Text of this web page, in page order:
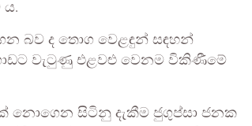
බව ද තොග වෙළඳුන් සඳහන්
වැටුණු එළවළු වෙනම විකිණීමේ
නොගෙන සිටිනු දැකීම ජුගුප්සා ජනක